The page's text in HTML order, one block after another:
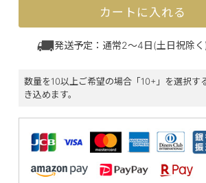
カートに入れる
発送予定：通常2～4日(土日祝除く
数量を10以上ご希望の場合「10+」を選択す
き込めます。